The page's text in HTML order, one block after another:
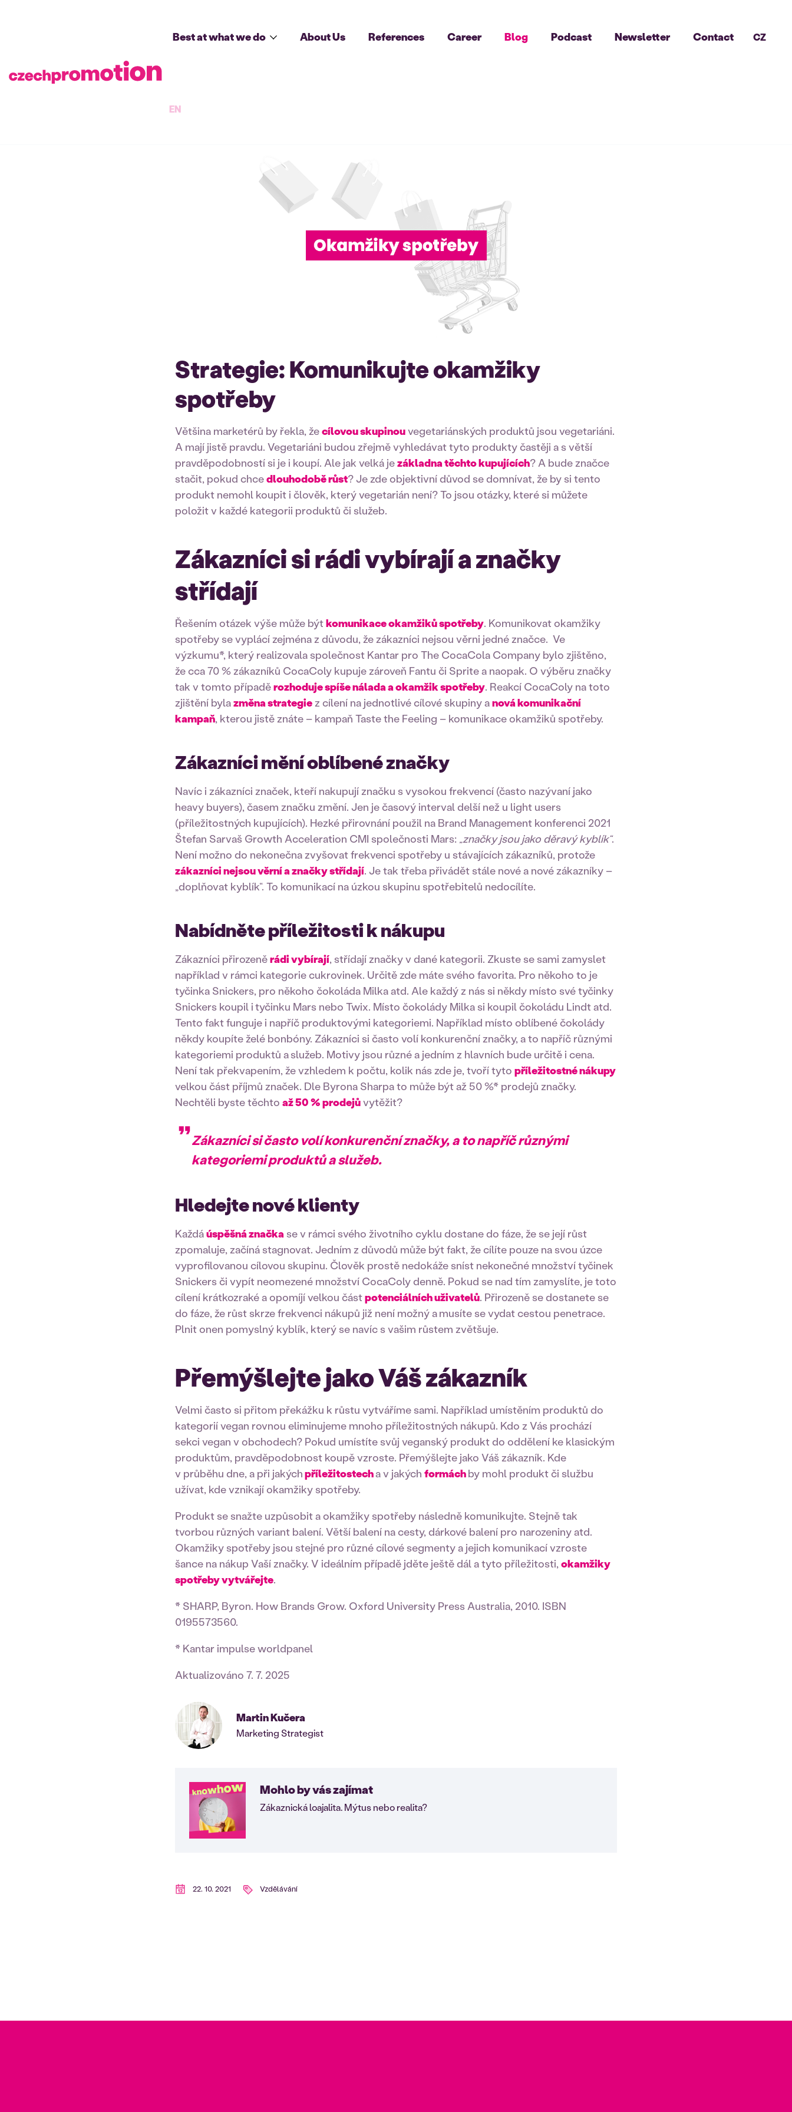
Best at what we do About Us References Career Blog Podcast Newsletter Contact CZ
EN
Strategie: Komunikujte okamžiky
spotřeby
Většina marketérů by řekla, žecílovou skupinouvegetariánských produktů jsou vegetariáni.
A mají jistě pravdu. Vegetariáni budou zřejmě vyhledávat tyto produkty častěji a s větší
pravděpodobností si je i koupí. Ale jak velká jezákladna těchto kupujících? A bude značce
stačit, pokud chcedlouhodobě růst? Je zde objektivní důvod se domnívat, že by si tento
produkt nemohl koupit i člověk, který vegetarián není? To jsou otázky, které si můžete
položit v každé kategorii produktů či služeb.
Zákazníci si rádi vybírají a značky
střídají
Řešením otázek výše může býtkomunikace okamžiků spotřeby. Komunikovat okamžiky
spotřeby se vyplácí zejména z důvodu, že zákazníci nejsou věrni jedné značce. Ve
výzkumu*, který realizovala společnost Kantar pro The CocaCola Company bylo zjištěno,
že cca 70 % zákazníků CocaColy kupuje zároveň Fantu či Sprite a naopak. O výběru značky
tak v tomto případěrozhoduje spíše nálada a okamžik spotřeby. Reakcí CocaColy na toto
zjištění bylazměna strategiez cílení na jednotlivé cílové skupiny anová komunikační
kampaň, kterou jistě znáte – kampaň Taste the Feeling – komunikace okamžiků spotřeby.
Zákazníci mění oblíbené značky
Navíc i zákazníci značek, kteří nakupují značku s vysokou frekvencí (často nazývaní jako
heavy buyers), časem značku změní. Jen je časový interval delší než u light users
(příležitostných kupujících). Hezké přirovnání použil na Brand Management konferenci 2021
Štefan Sarvaš Growth Acceleration CMI společnosti Mars: „značky jsou jako děravý kyblík“.
Není možno do nekonečna zvyšovat frekvenci spotřeby u stávajících zákazníků, protože
zákazníci nejsou věrní a značky střídají. Je tak třeba přivádět stále nové a nové zákazníky –
„doplňovat kyblík“. To komunikací na úzkou skupinu spotřebitelů nedocílíte.
Nabídněte příležitosti k nákupu
Zákazníci přirozeněrádi vybírají, střídají značky v dané kategorii. Zkuste se sami zamyslet
například v rámci kategorie cukrovinek. Určitě zde máte svého favorita. Pro někoho to je
tyčinka Snickers, pro někoho čokoláda Milka atd. Ale každý z nás si někdy místo své tyčinky
Snickers koupil ityčinku Mars nebo Twix. Místo čokolády Milka si koupil čokoládu Lindt atd.
Tento fakt funguje i napříč produktovými kategoriemi. Například místo oblíbené čokolády
někdy koupíte želé bonbóny. Zákazníci si často volí konkurenční značky, a to napříč různými
kategoriemi produktů aslužeb. Motivy jsou různé a jedním z hlavních bude určitě i cena.
Není tak překvapením, že vzhledem k počtu, kolik nás zde je, tvoří tyto příležitostné nákupy
velkou část příjmů značek. Dle Byrona Sharpa to může být až 50 %* prodejů značky.
Nechtěli byste těchto až 50 % prodejůvytěžit?
Zákazníci si často volí konkurenční značky, a to napříč různými
kategoriemi produktů a služeb.
Hledejte nové klienty
Každáúspěšná značkase v rámci svého životního cyklu dostane do fáze, že se její růst
zpomaluje, začíná stagnovat. Jedním z důvodů může být fakt, že cílíte pouze na svou úzce
vyprofilovanou cílovou skupinu. Člověk prostě nedokáže sníst nekonečné množství tyčinek
Snickers či vypít neomezené množství CocaColy denně. Pokud se nad tím zamyslíte, je toto
cílení krátkozraké a opomíjí velkou částpotenciálních uživatelů. Přirozeně se dostanete se
do fáze, že růst skrze frekvenci nákupů již není možný amusíte se vydat cestou penetrace.
Plnit onen pomyslný kyblík, který se navíc s vašim růstem zvětšuje.
Přemýšlejte jako Váš zákazník
Velmi často si přitom překážku k růstu vytváříme sami. Například umístěním produktů do
kategorií vegan rovnou eliminujeme mnoho příležitostných nákupů. Kdo z Vás prochází
sekci vegan v obchodech? Pokud umístíte svůj veganský produkt do oddělení ke klasickým
produktům, pravděpodobnost koupě vzroste. Přemýšlejte jako Váš zákazník. Kde
v průběhu dne, a při jakýchpříležitostecha v jakých formáchby mohl produkt či službu
užívat, kde vznikají okamžiky spotřeby.
Produkt se snažte uzpůsobit a okamžiky spotřeby následně komunikujte. Stejně tak
tvorbou různých variant balení. Větší balení na cesty, dárkové balení pro narozeniny atd.
Okamžiky spotřeby jsou stejné pro různé cílové segmenty a jejich komunikací vzroste
šance na nákup Vaší značky. V ideálním případě jděte ještě dál a tyto příležitosti,okamžiky
spotřeby vytvářejte.
* SHARP, Byron. How Brands Grow. Oxford University Press Australia, 2010. ISBN
0195573560.
* Kantar impulse worldpanel
Aktualizováno 7. 7. 2025
Martin Kučera
Marketing Strategist
Mohlo by vás zajímat
Zákaznická loajalita. Mýtus nebo realita?
22. 10. 2021 Vzdělávání